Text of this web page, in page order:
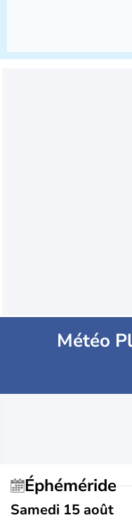
Météo
Éphéméride
Samedi 15 août